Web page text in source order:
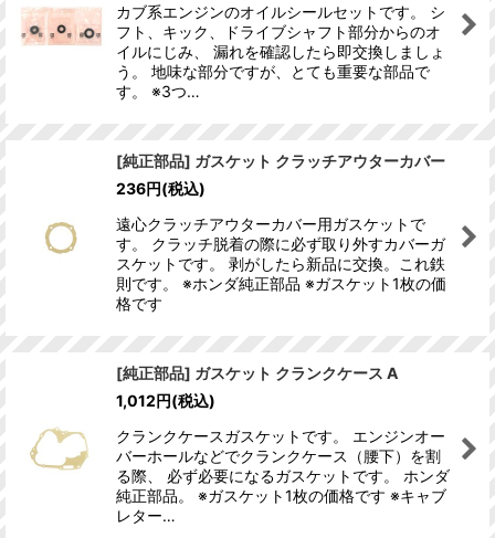
カブ系エンジンのオイルシールセットです。 シ
フト、キック、ドライブシャフト部分からのオ
イルにじみ、 漏れを確認したら即交換しましょ
う。 地味な部分ですが、とても重要な部品で
す。 ※3つ…
[純正部品] ガスケット クラッチアウターカバー
236円(税込)
遠心クラッチアウターカバー用ガスケットで
す。 クラッチ脱着の際に必ず取り外すカバーガ
スケットです。 剥がしたら新品に交換。これ鉄
則です。 ※ホンダ純正部品 ※ガスケット1枚の価
格です
[純正部品] ガスケット クランクケース A
1,012円(税込)
クランクケースガスケットです。 エンジンオー
バーホールなどでクランクケース（腰下）を割
る際、 必ず必要になるガスケットです。 ホンダ
純正部品。 ※ガスケット1枚の価格です ※キャブ
レター…